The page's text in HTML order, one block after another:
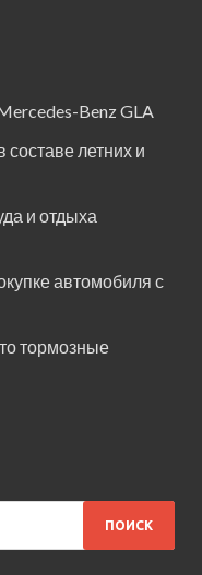
Benz GLA
составе летних и
и отдыха
автомобиля с
тормозные